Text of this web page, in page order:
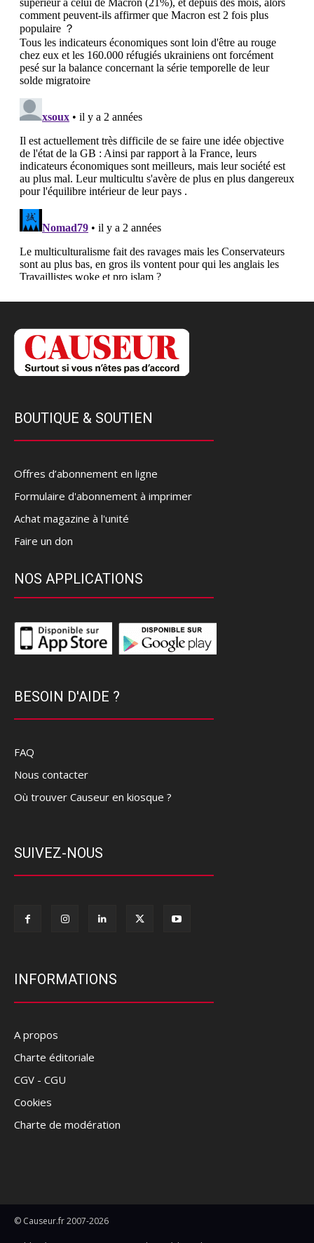
BOUTIQUE & SOUTIEN
Offres d’abonnement en ligne
Formulaire d'abonnement à imprimer
Achat magazine à l'unité
Faire un don
NOS APPLICATIONS
BESOIN D'AIDE ?
FAQ
Nous contacter
Où trouver Causeur en kiosque ?
SUIVEZ-NOUS
INFORMATIONS
A propos
Charte éditoriale
CGV - CGU
Cookies
Charte de modération
© Causeur.fr 2007-2026